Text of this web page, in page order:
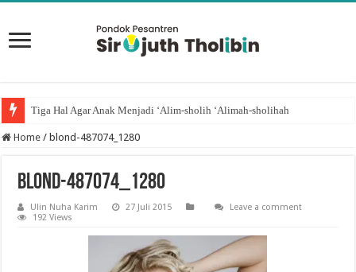
Tiga Hal Agar Anak Menjadi ‘Alim-sholih ‘Alimah-sholihah
Home / blond-487074_1280
blond-487074_1280
Ulin Nuha Karim 27 Juli 2015
Leave a comment
192 Views